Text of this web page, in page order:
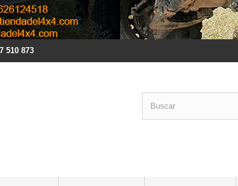
510 873